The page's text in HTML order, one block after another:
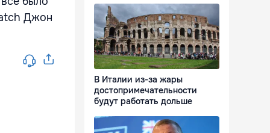
Джон
В Италии из-за жары
достопримечательности
будут работать дольше